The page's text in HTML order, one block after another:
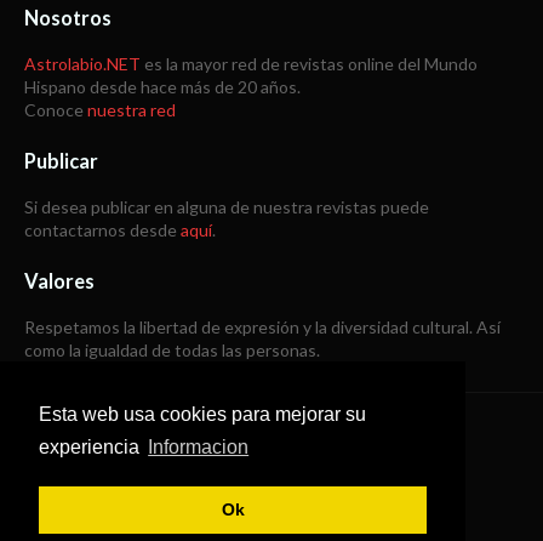
Esta web usa cookies para mejorar su
experiencia
Informacion
Ok
Nosotros
Astrolabio.NET es la mayor red de revistas online del Mundo
Hispano desde hace más de 20 años.
Conoce nuestra red
Publicar
Si desea publicar en alguna de nuestra revistas puede
contactarnos desde aquí.
Valores
Respetamos la libertad de expresión y la diversidad cultural. Así
como la igualdad de todas las personas.
Copyright © 1998 -